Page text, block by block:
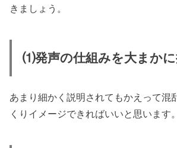
きましょう。
⑴発声の仕組みを大まか
あまり細かく説明されてもかえって混
くりイメージできればいいと思います。